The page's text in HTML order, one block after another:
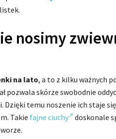
nosimy
na lato, a to z kilku ważnych
pozwala skórze swobodnie
Dzięki temu noszenie ich staje
Takie fajne ciuchy
doskonale